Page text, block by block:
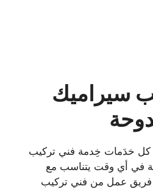
سيراميك
كل خدَمات خِدمة فني تركيب
في أي وقت يتناسب مع
فريق عمل من فني تركيب